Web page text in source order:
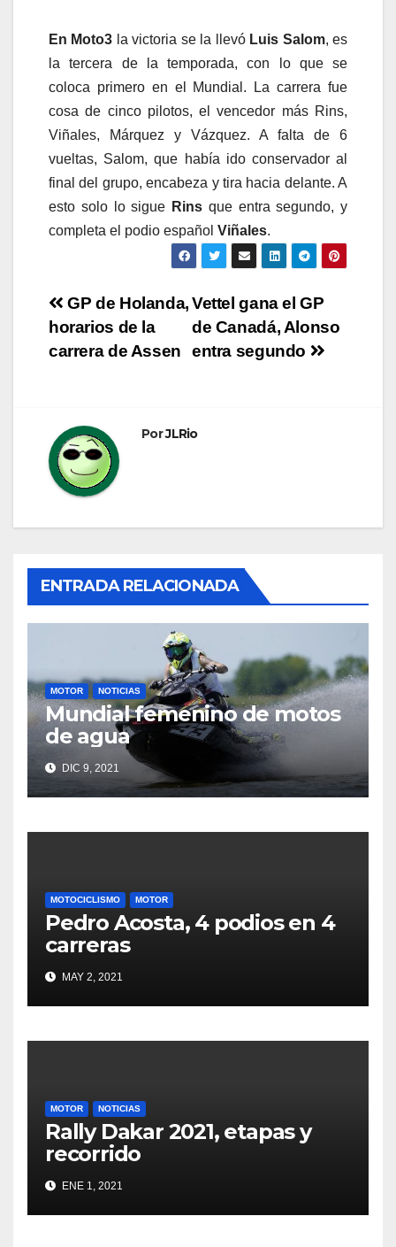
En Moto3 la victoria se la llevó Luis Salom, es
la tercera de la temporada, con lo que se
coloca primero en el Mundial. La carrera fue
cosa de cinco pilotos, el vencedor más Rins,
Viñales, Márquez y Vázquez. A falta de 6
vueltas, Salom, que había ido conservador al
final del grupo, encabeza y tira hacia delante. A
esto solo lo sigue Rins que entra segundo, y
completa el podio español Viñales.
Navegación
de
Vettel gana el GP
de Canadá, Alonso
entra segundo
GP de Holanda,
horarios de la
carrera de Assen
PorJLRio
ENTRADA RELACIONADA
MOTOR NOTICIAS
Mundial femenino de motos
de agua
DIC 9, 2021
MOTOCICLISMO MOTOR
Pedro Acosta, 4 podios en 4
carreras
MAY 2, 2021
MOTOR NOTICIAS
Rally Dakar 2021, etapas y
recorrido
ENE 1, 2021